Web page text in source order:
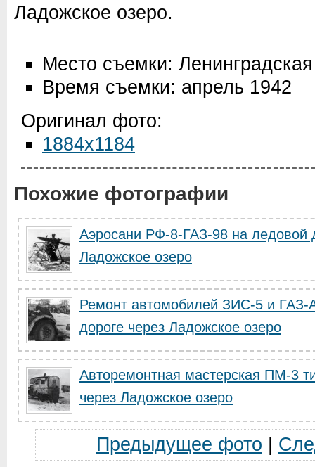
Ладожское озеро.
Место съемки:
Время съемки: апрель 1942
Оригинал фото:
1884x1184
Похожие фотографии
Аэросани РФ-8-ГАЗ-98 на ледовой
Ладожское озеро
Ремонт автомобилей ЗИС-5 и ГАЗ-
дороге через Ладожское озеро
Авторемонтная мастерская ПМ-3
через Ладожское озеро
Предыдущее фото